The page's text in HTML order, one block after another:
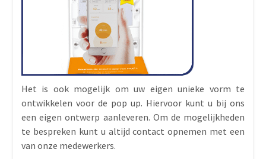
Het is ook mogelijk om uw eigen unieke vorm te
ontwikkelen voor de pop up. Hiervoor kunt u bij ons
een eigen ontwerp aanleveren. Om de mogelijkheden
te bespreken kunt u altijd contact opnemen met een
van onze medewerkers.